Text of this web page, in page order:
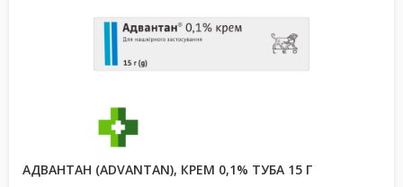
АДВАНТАН (ADVANTAN), КРЕМ 0,1% ТУБА 15 Г